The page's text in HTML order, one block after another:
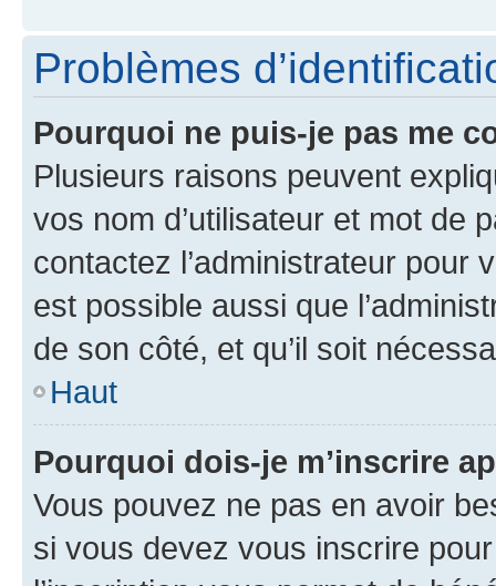
Problèmes
Pourquoi ne puis-je pas me
Plusieurs raisons peuvent
vos nom d’utilisateur et mot de
contactez l’administrateur pour
est possible aussi que
de son côté, et qu’il soit
Haut
Pourquoi dois-je m’inscrire
Vous pouvez ne pas en avoir
si vous devez vous inscrire